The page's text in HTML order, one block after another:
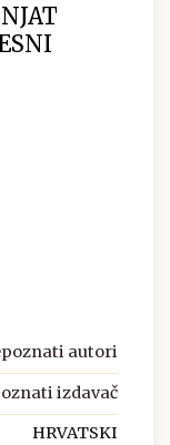
autori
izdavač
HRVATSKI